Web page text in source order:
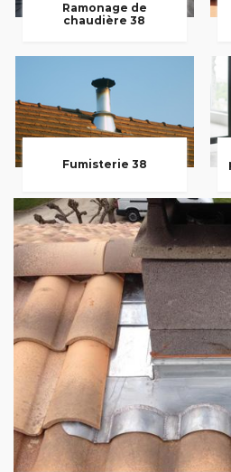
Ramonage de
chaudière 38
Fumisterie 38